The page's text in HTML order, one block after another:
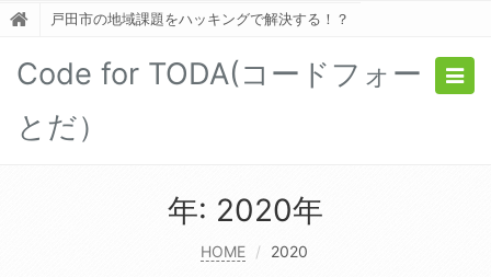
戸田市の地域課題をハッキングで解決する！？
Code for TODA(コードフォー
とだ）
年: 2020年
HOME 2020